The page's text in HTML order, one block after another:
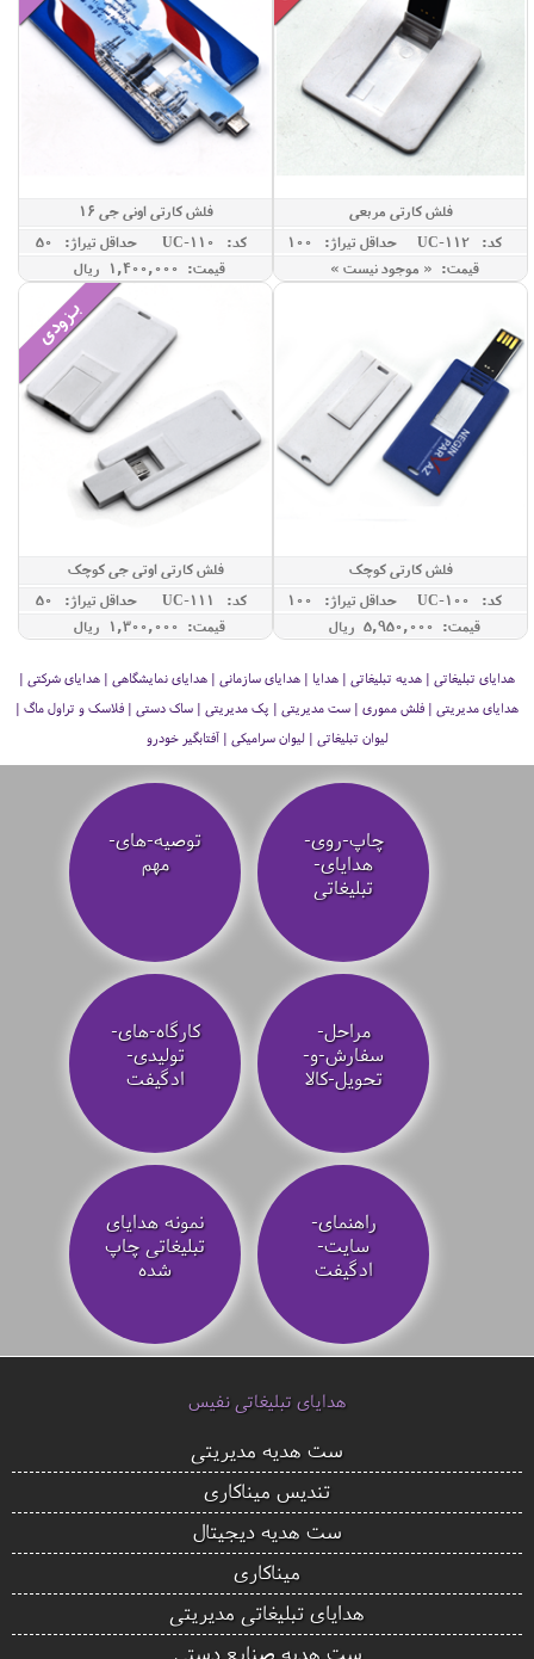
فلش کارتی مربعی
کد: UC-112
حداقل تيراژ: 100
قیمت: « موجود نیست »
فلش کارتی اونی جی 16
کد: UC-110
حداقل تيراژ: 50
قیمت: 1,400,000 ريال
فلش کارتی کوچک
کد: UC-100
حداقل تيراژ: 100
قیمت: 5,950,000 ريال
فلش کارتی اوتی جی کوچک
کد: UC-111
حداقل تيراژ: 50
قیمت: 1,300,000 ريال
هدایای تبلیغاتی | هدیه تبلیغاتی | هدایا | هدایای سازمانی | هدایای نمایشگاهی | هدایای شرکتی |
هدایای مدیریتی | فلش مموری | ست مدیریتی | پک مدیریتی | ساک دستی | فلاسک و تراول ماگ |
لیوان تبلیغاتی | لیوان سرامیکی | آفتابگیر خودرو
چاپ-روی-
هدایای-
تبلیغاتی
توصیه‌-های-
مهم
مراحل-
سفارش-و-
تحویل-کالا
کارگاه-های-
تولیدی-
ادگیفت
راهنمای-
سایت-
ادگیفت
نمونه هدایای
تبلیغاتی چاپ
شده
هدایای تبلیغاتی نفیس
ست هدیه مدیریتی
تندیس میناکاری
ست هدیه دیجیتال
میناکاری
هدایای تبلیغاتی مدیریتی
ست هدیه صنایع دستی